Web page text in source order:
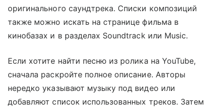
оригинального саундтрека. Списки композиций
также можно искать на странице фильма в
кинобазах и в разделах Soundtrack или Music.
Если хотите найти песню из ролика на YouTube,
сначала раскройте полное описание. Авторы
нередко указывают музыку под видео или
добавляют список использованных треков. Затем